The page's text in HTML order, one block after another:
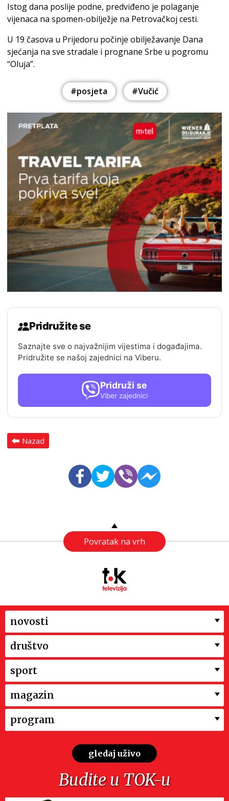
Istog dana poslije podne, predviđeno je polaganje
vijenaca na spomen-obilježje na Petrovačkoj cesti.
U 19 časova u Prijedoru počinje obilježavanje Dana
sjećanja na sve stradale i prognane Srbe u pogromu
“Oluja”.
#posjeta #Vučić
Pridružite se
Saznajte sve o najvažnijim vijestima i događajima.
Pridružite se našoj zajednici na Viberu.
Pridruži se
Viber zajednici
Nazad
Povratak na vrh
novosti
društvo
sport
magazin
program
gledaj uživo
Budite u TOK-u